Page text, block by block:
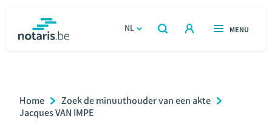
gaan
NL
OPEN
ZOEKEN
OPEN
MENU
Relatie & samenleven
Breadcrumb
Home
Zoek de minuuthouder van een akte
Jacques VAN IMPE